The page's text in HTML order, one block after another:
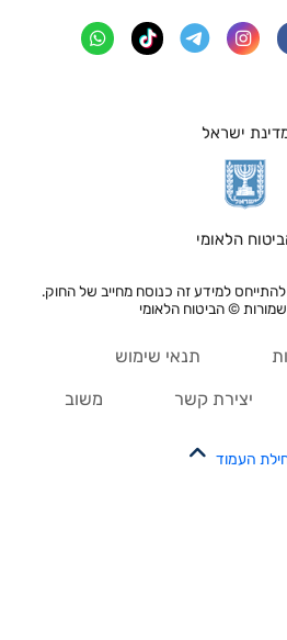
ישראל
הלאומי
למידע זה כנוסח מחייב של החוק.
© הביטוח הלאומי
תנאי שימוש
יצירת קשר משוב
העמוד